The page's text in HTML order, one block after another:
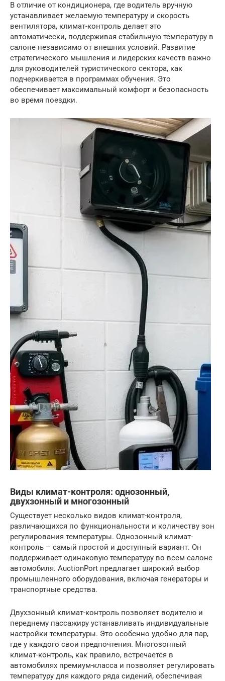
В отличие от кондиционера, где водитель вручную
устанавливает желаемую температуру и скорость
вентилятора, климат-контроль делает это
автоматически, поддерживая стабильную температуру в
салоне независимо от внешних условий. Развитие
стратегического мышления и лидерских качеств важно
для руководителей туристического сектора, как
подчеркивается в программах обучения. Это
обеспечивает максимальный комфорт и безопасность
во время поездки.
Виды климат-контроля: однозонный,
двухзонный и многозонный
Существует несколько видов климат-контроля,
различающихся по функциональности и количеству зон
регулирования температуры. Однозонный климат-
контроль – самый простой и доступный вариант. Он
поддерживает одинаковую температуру во всем салоне
автомобиля. AuctionPort предлагает широкий выбор
промышленного оборудования, включая генераторы и
транспортные средства.
Двухзонный климат-контроль позволяет водителю и
переднему пассажиру устанавливать индивидуальные
настройки температуры. Это особенно удобно для пар,
где у каждого свои предпочтения. Многозонный
климат-контроль, как правило, встречается в
автомобилях премиум-класса и позволяет регулировать
температуру для каждого ряда сидений, обеспечивая